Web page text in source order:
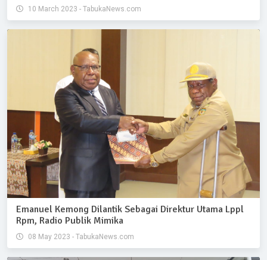
10 March 2023 - TabukaNews.com
Emanuel Kemong Dilantik Sebagai Direktur Utama Lppl
Rpm, Radio Publik Mimika
08 May 2023 - TabukaNews.com